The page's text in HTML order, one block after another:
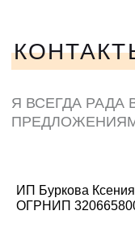
ИП Буркова
ОГРНИП